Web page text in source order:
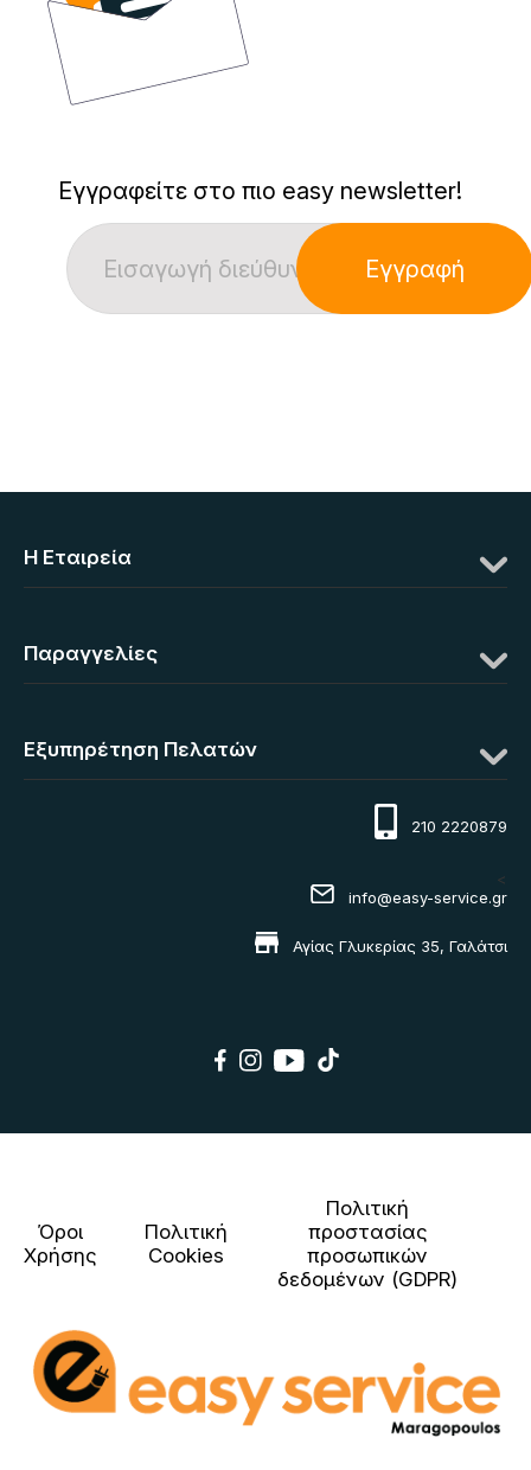
Εγγραφείτε στο πιο easy newsletter!
Εγγραφή
Η Eταιρεία
Παραγγελίες
Εξυπηρέτηση Πελατών
210 2220879
<
info@easy-service.gr
Αγίας Γλυκερίας 35, Γαλάτσι
Όροι
Χρήσης
Πολιτική
Cookies
Πολιτική
προστασίας
προσωπικών
δεδομένων (GDPR)